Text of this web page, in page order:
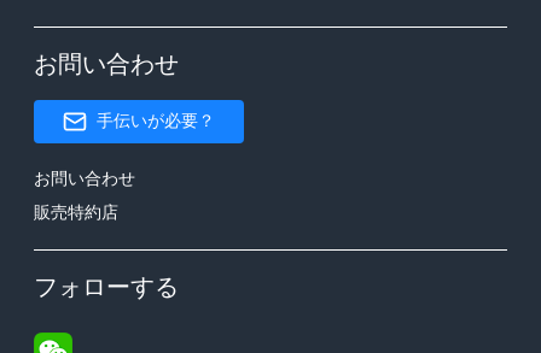
お問い合わせ
手伝いが必要？
お問い合わせ
販売特約店
フォローする